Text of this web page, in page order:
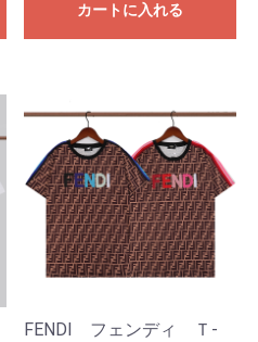
カートに入れる
FENDI フェンディ Ｔ-